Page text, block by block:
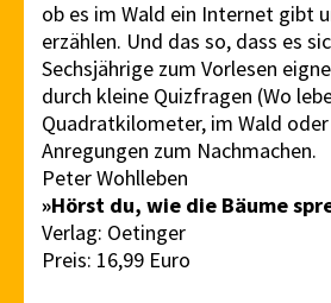
ob es im Wald ein Internet gibt
erzählen. Und das so, dass es
Sechsjährige zum Vorlesen
durch kleine Quizfragen (Wo
Quadratkilometer, im Wald
Anregungen zum Nachmachen.
Peter Wohlleben
»Hörst du, wie die Bäume
Verlag: Oetinger
Preis: 16,99 Euro